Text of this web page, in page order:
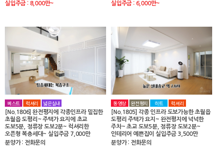
실입주금 : 8,000만~
실입주금 : 6,000만~
베스트 럭셔리 넓은실내
[No.1806] 완전평지에 각종인프라 밀집한
초월읍 도평리~ 주택가 요지에 초교
도보5분, 정류장 도보2분~ 럭셔리한
오픈형 복층세대~ 실입주금 7,000만
분양가 : 전화문의
동영상 완전평지 히트 럭셔리
[No.1805] 각종 인프라 도보가능한 초월읍
도평리 주택가 요지~ 완전평지에 넉넉한
주차~ 초교 도보5분, 정류장 도보2분~
인테리어 예쁜집이 실입주금 3,500만
분양가 : 전화문의